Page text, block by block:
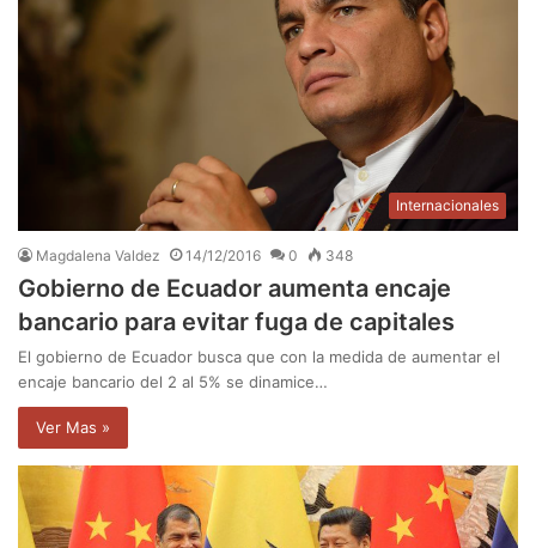
Internacionales
Magdalena Valdez 14/12/2016 0 348
Gobierno de Ecuador aumenta encaje
bancario para evitar fuga de capitales
El gobierno de Ecuador busca que con la medida de aumentar el
encaje bancario del 2 al 5% se dinamice…
Ver Mas »